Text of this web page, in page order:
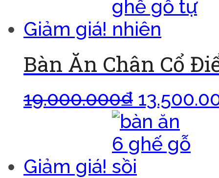
Giảm giá!
Bàn Ăn Chân Cổ
19.000.000₫
Giảm giá!